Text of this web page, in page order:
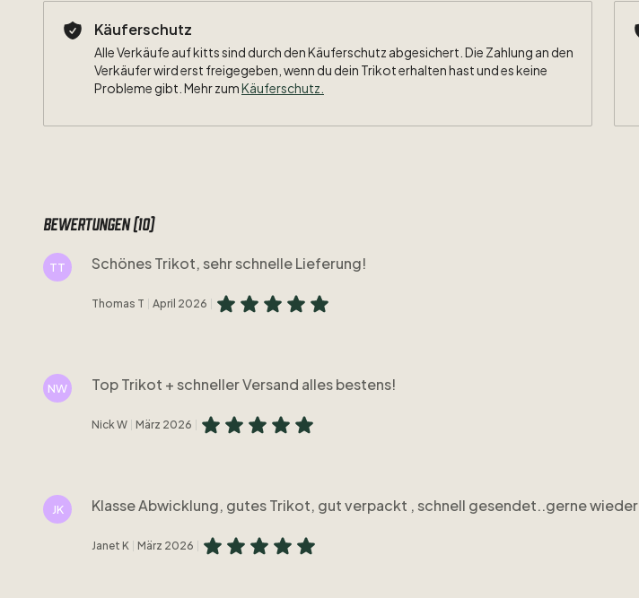
Käuferschutz
Alle Verkäufe auf kitts sind durch den Käuferschutz abgesichert. Die Zahlung an den
Verkäufer wird erst freigegeben, wenn du dein Trikot erhalten hast und es keine
Probleme gibt. Mehr zumKäuferschutz
Bewertungen (10)
TT Schönes Trikot, sehr schnelle Lieferung!
Thomas T April 2026
NW Top Trikot + schneller Versand alles bestens!
Nick W März 2026
JK Klasse Abwicklung, gutes Trikot, gut verpackt , schnell gesendet..gerne wieder
Janet K März 2026